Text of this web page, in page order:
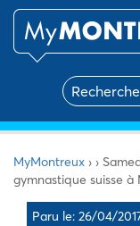
MyMontreux › ›
gymnastique suisse à
Paru le: 26/04/